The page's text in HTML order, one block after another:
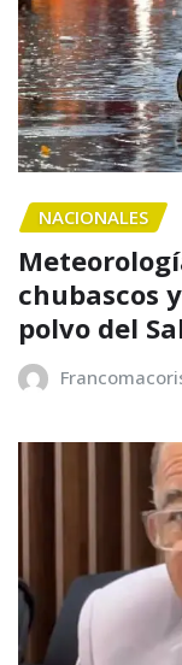
NACIONALES
chubascos
polvo del